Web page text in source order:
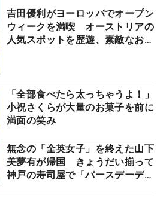
吉田優利がヨーロッパでオープン
ウィークを満喫 オーストリアの
人気スポットを歴遊、素敵なお土
「全部食べたら太っちゃうよ！」
小祝さくらが大量のお菓子を前に
満面の笑み
無念の「全英女子」を終えた山下
美夢有が帰国 きょうだい揃って
神戸の寿司屋で「バースデーディ